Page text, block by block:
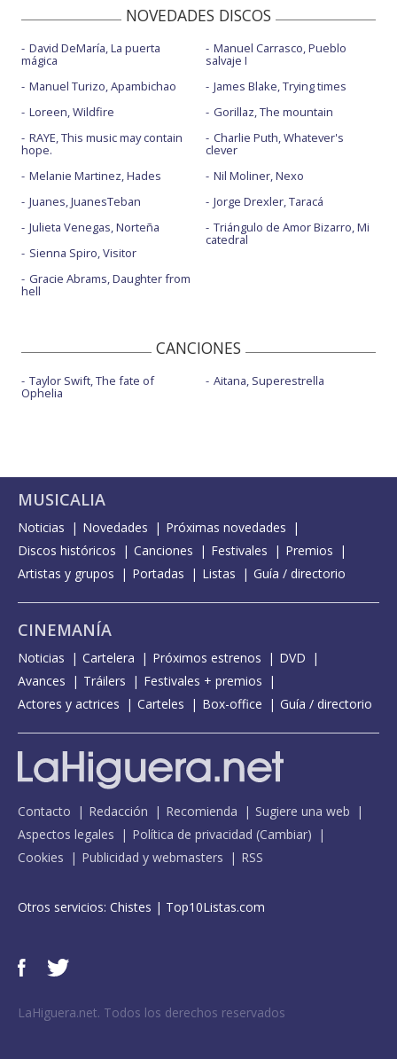
NOVEDADES DISCOS
David DeMaría, La puerta
mágica
Manuel Turizo, Apambichao
Loreen, Wildfire
RAYE, This music may contain
hope.
Melanie Martinez, Hades
Juanes, JuanesTeban
Julieta Venegas, Norteña
Sienna Spiro, Visitor
Gracie Abrams, Daughter from
hell
Manuel Carrasco, Pueblo
salvaje I
James Blake, Trying times
Gorillaz, The mountain
Charlie Puth, Whatever's
clever
Nil Moliner, Nexo
Jorge Drexler, Taracá
Triángulo de Amor Bizarro, Mi
catedral
CANCIONES
Taylor Swift, The fate of
Ophelia
Aitana, Superestrella
MUSICALIA
Noticias Novedades
Próximas novedades
Discos históricos
Canciones Festivales
Premios
Artistas y grupos
Portadas Listas Guía / directorio
CINEMANÍA
Noticias Cartelera Próximos estrenos
DVD
Avances
Tráilers
Festivales + premios
Actores y actrices
Carteles Box-office Guía / directorio
Contacto Redacción Recomienda
Sugiere una web
Aspectos legales
Política de privacidad (Cambiar)
Cookies
Publicidad y webmasters RSS
Otros servicios: Chistes | Top10Listas.com
LaHiguera.net. Todos los derechos reservados